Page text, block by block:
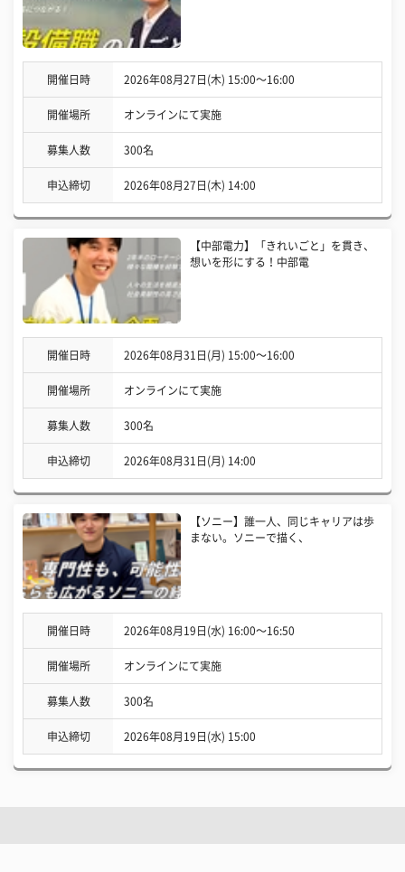
開催日時 2026年08月27日(木) 15:00〜16:00
開催場所 オンラインにて実施
募集人数 300名
申込締切 2026年08月27日(木) 14:00
【中部電力】「きれいごと」を貫き、
想いを形にする！中部電
開催日時 2026年08月31日(月) 15:00〜16:00
開催場所 オンラインにて実施
募集人数 300名
申込締切 2026年08月31日(月) 14:00
【ソニー】誰一人、同じキャリアは歩
まない。ソニーで描く、
開催日時 2026年08月19日(水) 16:00〜16:50
開催場所 オンラインにて実施
募集人数 300名
申込締切 2026年08月19日(水) 15:00